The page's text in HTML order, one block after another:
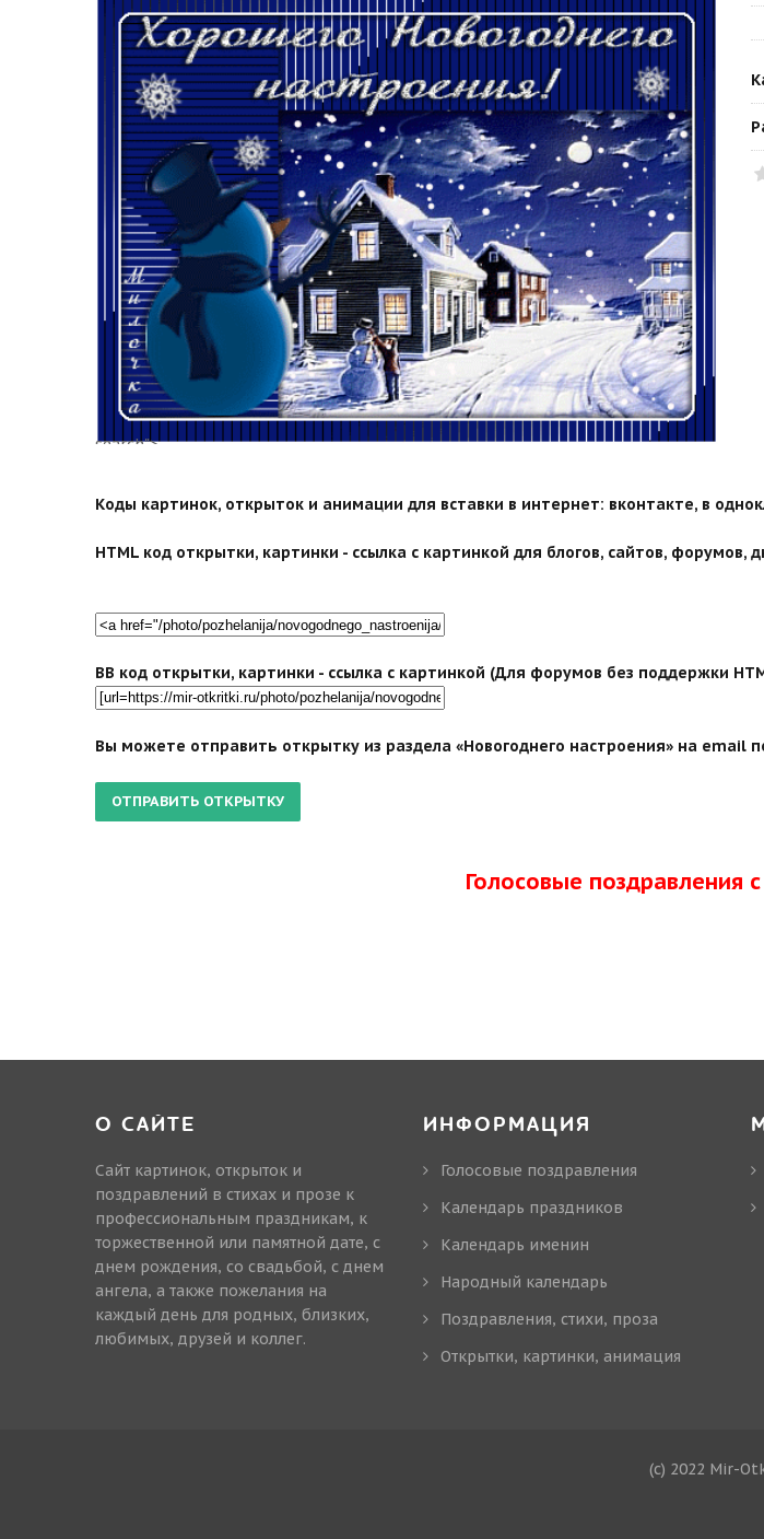
search">
Коды картинок, открыток и анимации для вставки в интернет: вконтакте, в
HTML код открытки, картинки - ссылка с картинкой для блогов, сайтов, форумов,
BB код открытки, картинки - ссылка с картинкой (Для форумов без поддержки
Вы можете отправить открытку из раздела «Новогоднего настроения» на email
Голосовые поздравления
О САЙТЕ
Сайт картинок, открыток и
поздравлений в стихах и прозе к
профессиональным праздникам, к
торжественной или памятной дате, с
днем рождения, со свадьбой, с днем
ангела, а также пожелания на
каждый день для родных, близких,
любимых, друзей и коллег.
ИНФОРМАЦИЯ
Голосовые поздравления
Календарь праздников
Календарь именин
Народный календарь
Поздравления, стихи, проза
Открытки, картинки, анимация
(c) 2022 Mir-